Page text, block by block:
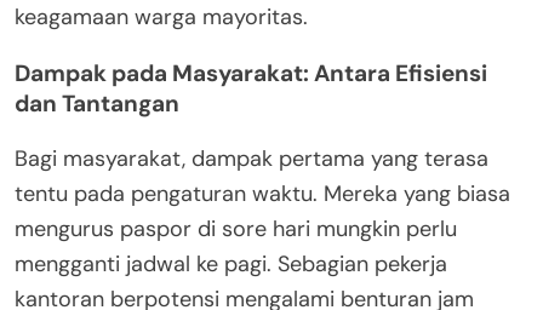
keagamaan warga mayoritas.
Dampak pada Masyarakat: Antara Efisiensi
dan Tantangan
Bagi masyarakat, dampak pertama yang terasa
tentu pada pengaturan waktu. Mereka yang biasa
mengurus paspor di sore hari mungkin perlu
mengganti jadwal ke pagi. Sebagian pekerja
kantoran berpotensi mengalami benturan jam